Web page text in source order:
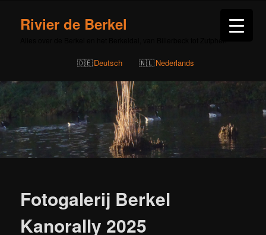
Rivier de Berkel
Deutsch Nederlands
Fotogalerij Berkel
Kanorally 2025